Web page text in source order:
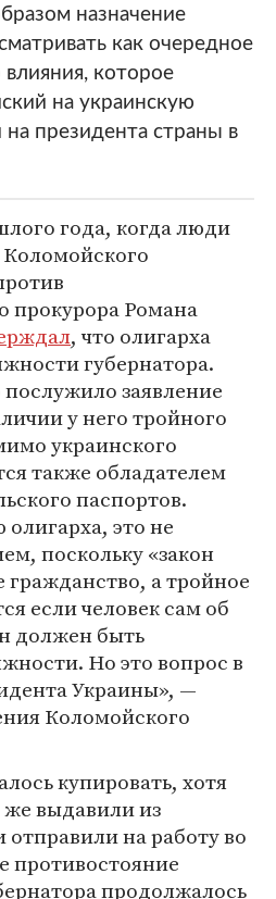
назначение
как очередное
влияния, которое
на украинскую
президента страны в
года, когда люди
прокурора Романа
, что олигарха
губернатора.
заявление
у него тройного
украинского
также обладателем
паспортов.
это не
поскольку «закон
а тройное
если человек сам об
должен быть
Но это вопрос в
Украины», —
Коломойского
купировать, хотя
же выдавили из
на работу во
противостояние
продолжалось